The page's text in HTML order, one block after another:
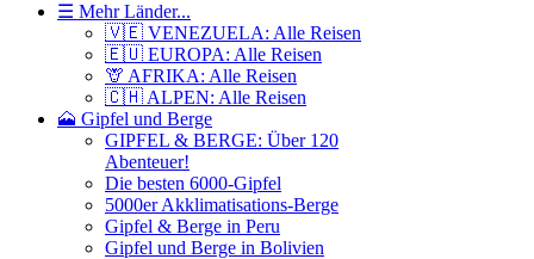
☰ Mehr Länder...
🇻🇪 VENEZUELA: Alle Reisen
🇪🇺 EUROPA: Alle Reisen
🦒 AFRIKA: Alle Reisen
🇨🇭 ALPEN: Alle Reisen
🗻 Gipfel und Berge
GIPFEL & BERGE: Über 120
Abenteuer!
Die besten 6000-Gipfel
5000er Akklimatisations-Berge
Gipfel & Berge in Peru
Gipfel und Berge in Bolivien